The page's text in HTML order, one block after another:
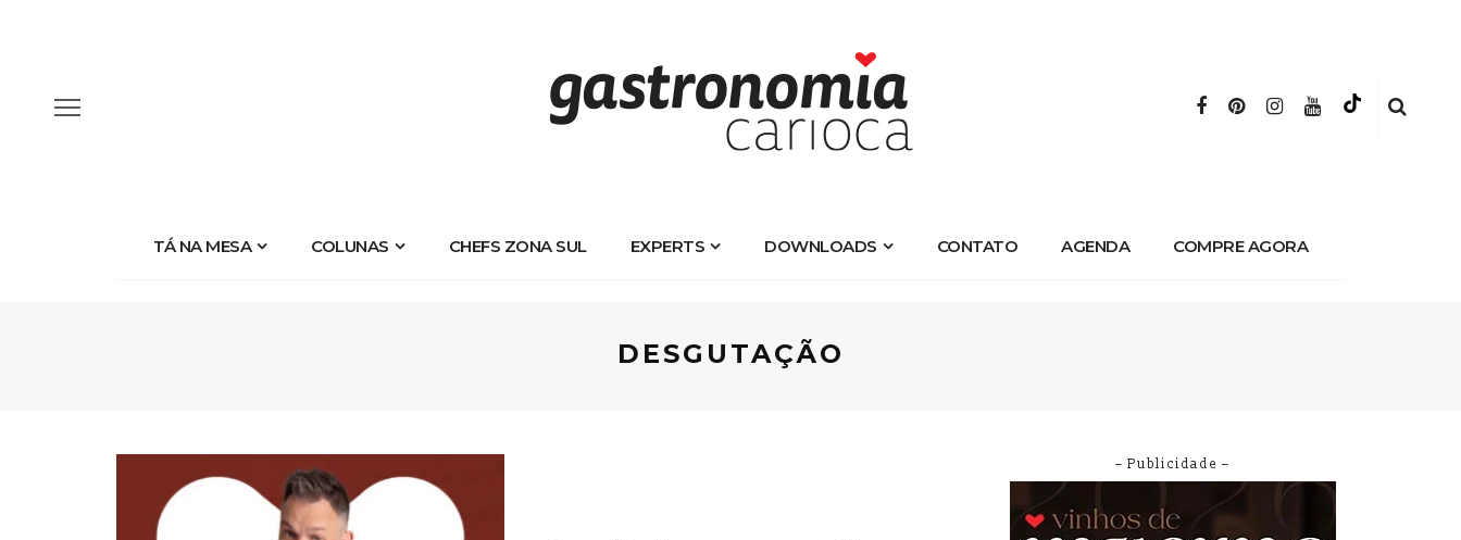
TÁ NA MESA COLUNAS CHEFS ZONA SUL EXPERTS DOWNLOADS CONTATO AGENDA COMPRE AGORA
DESGUTAÇÃO
– Publicidade –